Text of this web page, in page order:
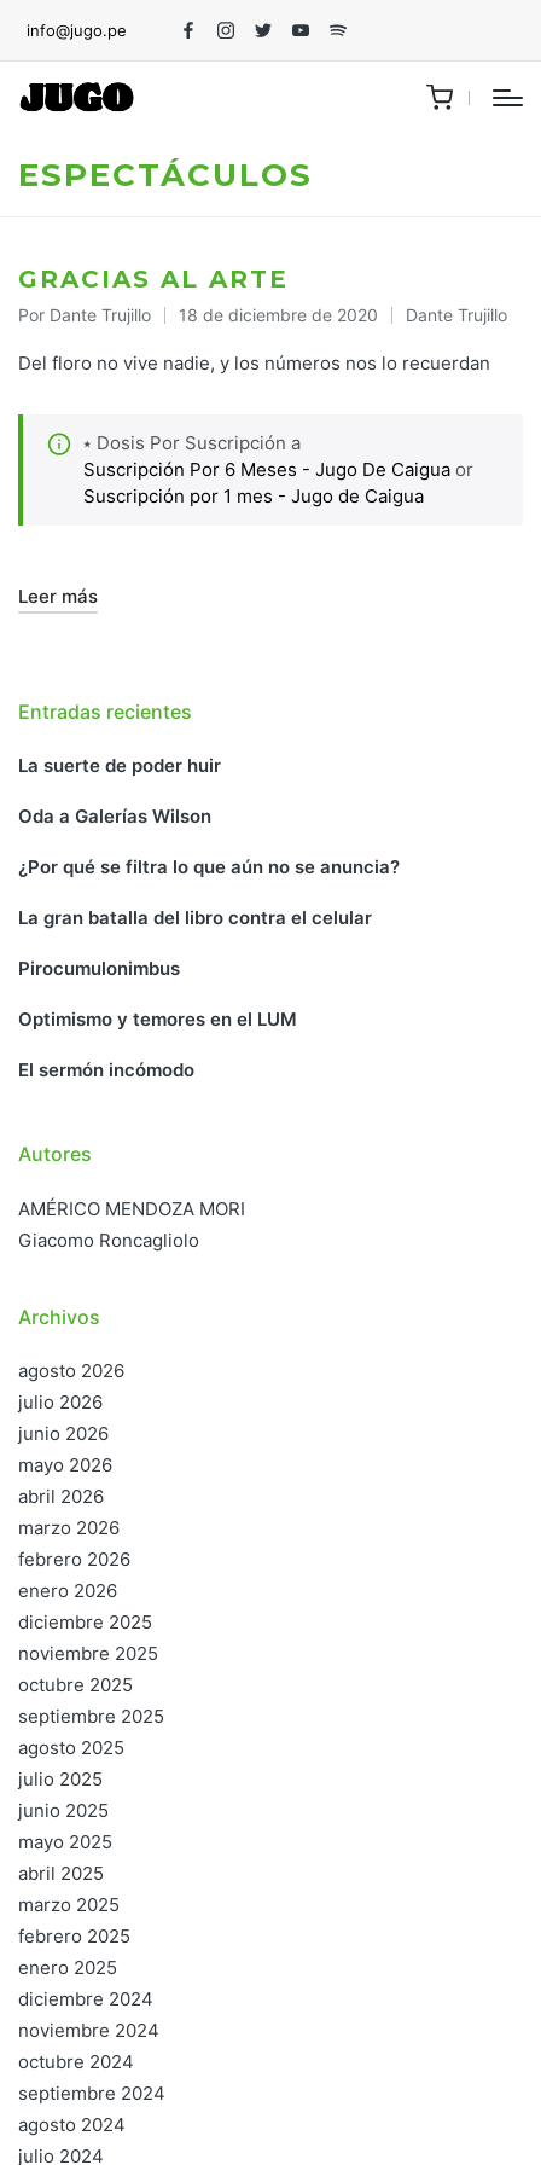
info@jugo.pe
FacebookInstagram
TwitterYoutubeSpotify
ESPECTÁCULOS
GRACIAS AL ARTE
Publicado
por
Por Dante Trujillo 18 de diciembre de 2020
Publicado
en
Dante Trujillo
Del floro no vive nadie, y los números nos lo recuerdan
⭑ Dosis Por Suscripción a
Suscripción Por 6 Meses - Jugo De Caigua or
Suscripción por 1 mes - Jugo de Caigua
Leer más
Entradas recientes
La suerte de poder huir
Oda a Galerías Wilson
¿Por qué se filtra lo que aún no se anuncia?
La gran batalla del libro contra el celular
Pirocumulonimbus
Optimismo y temores en el LUM
El sermón incómodo
Autores
AMÉRICO MENDOZA MORI
Giacomo Roncagliolo
Archivos
agosto 2026
julio 2026
junio 2026
mayo 2026
abril 2026
marzo 2026
febrero 2026
enero 2026
diciembre 2025
noviembre 2025
octubre 2025
septiembre 2025
agosto 2025
julio 2025
junio 2025
mayo 2025
abril 2025
marzo 2025
febrero 2025
enero 2025
diciembre 2024
noviembre 2024
octubre 2024
septiembre 2024
agosto 2024
julio 2024